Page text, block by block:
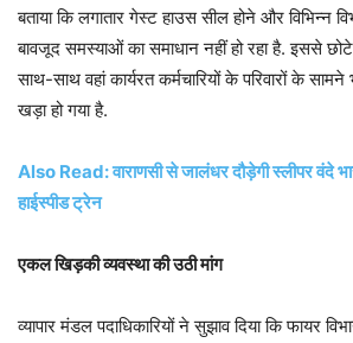
बताया कि लगातार गेस्ट हाउस सील होने और विभिन्न
बावजूद समस्याओं का समाधान नहीं हो रहा है. इससे
साथ-साथ वहां कार्यरत कर्मचारियों के परिवारों के
खड़ा हो गया है.
Also Read: वाराणसी से जालंधर दौड़ेगी स्लीपर वंदे
हाईस्पीड ट्रेन
एकल खिड़की व्यवस्था की उठी मांग
व्यापार मंडल पदाधिकारियों ने सुझाव दिया कि फायर